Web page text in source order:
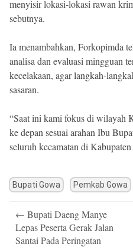
menyisir lokasi-lokasi rawan
sebutnya.
Ia menambahkan, Forkopimda
analisa dan evaluasi mingguan
kecelakaan, agar langkah-
sasaran.
“Saat ini kami fokus di wilayah
ke depan sesuai arahan Ibu
seluruh kecamatan di
Bupati Gowa Pemkab Gowa
navigation
← Bupati Daeng Manye
Lepas Peserta Gerak Jalan
Santai Pada Peringatan